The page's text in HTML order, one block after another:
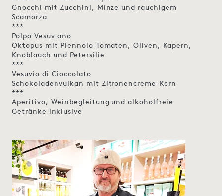
Gnocchi mit Zucchini, Minze und rauchigem
Scamorza
***
Polpo Vesuviano
Oktopus mit Piennolo-Tomaten, Oliven, Kapern,
Knoblauch und Petersilie
***
Vesuvio di Cioccolato
Schokoladenvulkan mit Zitronencreme-Kern
***
Aperitivo, Weinbegleitung und alkoholfreie
Getränke inklusive